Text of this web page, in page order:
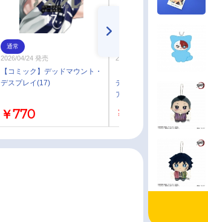
通常
2026/04/24 発売
【コミック】デッドマウント・
デスプレイ(17)
￥770
2026/04/24 発売
デスプレイ外伝 怪人ソリティ
アの神仙偽術(5)
￥770